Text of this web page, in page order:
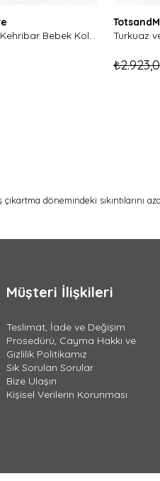
Vişne Rengi Kehribar Bebek Kolyesi-Nazar Boncuklu(koyu renk)
çıkartma dönemindeki
Müşteri İlişkileri
Teslimat, İade ve Değişim
Prosedürü, Cayma Hakkı ve
Gizlilik Politikamız
Sık Sorulan Sorular
Bize Ulaşın
Kişisel Verilerin Korunması